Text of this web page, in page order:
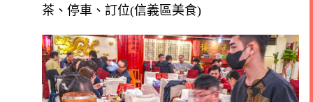
茶、停車、訂位(信義區美食)